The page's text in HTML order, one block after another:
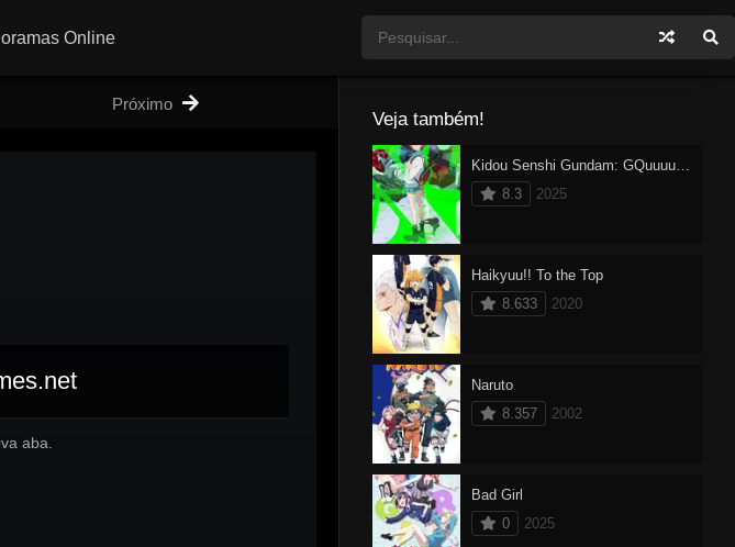
Online
Próximo
aba.
Veja também!
Kidou Senshi Gundam: GQuuuuuuX Dublado
8.3
2025
Haikyuu!! To the Top
8.633
2020
Naruto
8.357
2002
Bad Girl
0
2025